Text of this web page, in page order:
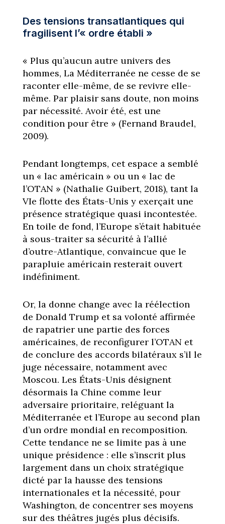
Des tensions transatlantiques qui
fragilisent l’« ordre établi »
« Plus qu’aucun autre univers des
hommes, La Méditerranée ne cesse de se
raconter elle-même, de se revivre elle-
même. Par plaisir sans doute, non moins
par nécessité. Avoir été, est une
condition pour être » (Fernand Braudel,
2009).
Pendant longtemps, cet espace a semblé
un « lac américain » ou un « lac de
l’OTAN » (Nathalie Guibert, 2018), tant la
VIe flotte des États-Unis y exerçait une
présence stratégique quasi incontestée.
En toile de fond, l’Europe s’était habituée
à sous-traiter sa sécurité à l’allié
d’outre-Atlantique, convaincue que le
parapluie américain resterait ouvert
indéfiniment.
Or, la donne change avec la réélection
de Donald Trump et sa volonté affirmée
de rapatrier une partie des forces
américaines, de reconfigurer l’OTAN et
de conclure des accords bilatéraux s’il le
juge nécessaire, notamment avec
Moscou. Les États-Unis désignent
désormais la Chine comme leur
adversaire prioritaire, reléguant la
Méditerranée et l’Europe au second plan
d’un ordre mondial en recomposition.
Cette tendance ne se limite pas à une
unique présidence : elle s’inscrit plus
largement dans un choix stratégique
dicté par la hausse des tensions
internationales et la nécessité, pour
Washington, de concentrer ses moyens
sur des théâtres jugés plus décisifs.